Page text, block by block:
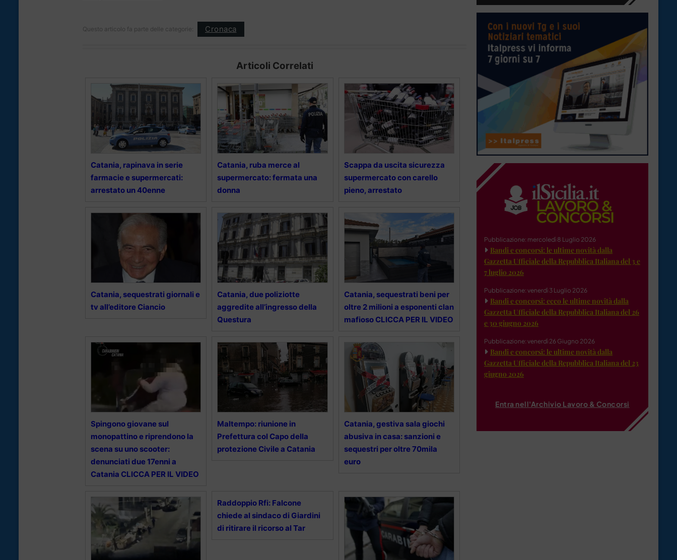
Questo articolo fa parte delle categorie: Cronaca
Articoli Correlati
Catania, rapinava in serie
farmacie e supermercati:
arrestato un 40enne
Catania, ruba merce al
supermercato: fermata una
donna
Scappa da uscita sicurezza
supermercato con carello
pieno, arrestato
Catania, sequestrati giornali e
tv all’editore Ciancio
Catania, due poliziotte
aggredite all’ingresso della
Questura
Catania, sequestrati beni per
oltre 2 milioni a esponenti clan
mafioso CLICCA PER IL VIDEO
Spingono giovane sul
monopattino e riprendono la
scena su uno scooter:
denunciati due 17enni a
Catania CLICCA PER IL VIDEO
Maltempo: riunione in
Prefettura col Capo della
protezione Civile a Catania
Catania, gestiva sala giochi
abusiva in casa: sanzioni e
sequestri per oltre 70mila
euro
Raddoppio Rfi: Falcone
chiede al sindaco di Giardini
di ritirare il ricorso al Tar
Pubblicazione: mercoledì 8 Luglio 2026
Bandi e concorsi: le ultime novità dalla
Gazzetta Ufficiale della Repubblica Italiana del 3 e
7 luglio 2026
Pubblicazione: venerdì 3 Luglio 2026
Bandi e concorsi: ecco le ultime novità dalla
Gazzetta Ufficiale della Repubblica Italiana del 26
e 30 giugno 2026
Pubblicazione: venerdì 26 Giugno 2026
Bandi e concorsi: le ultime novità dalla
Gazzetta Ufficiale della Repubblica Italiana del 23
giugno 2026
Entra nell'Archivio Lavoro & Concorsi